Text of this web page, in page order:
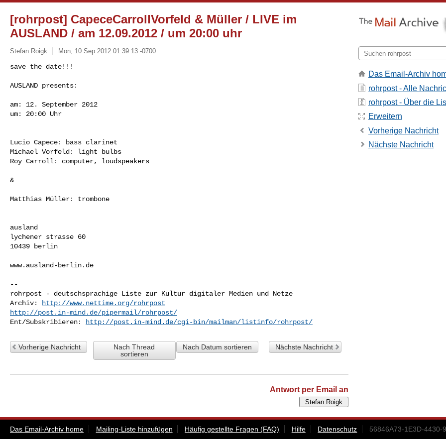
[rohrpost] CapeceCarrollVorfeld & Müller / LIVE im
AUSLAND / am 12.09.2012 / um 20:00 uhr
Stefan Roigk Mon, 10 Sep 2012 01:39:13 -0700
AUSLAND presents:
am: 12. September 2012
um: 20:00 Uhr
Lucio Capece: bass clarinet
Michael Vorfeld: light bulbs
Roy Carroll: computer, loudspeakers
&
Matthias Müller: trombone
ausland
lychener strasse 60
10439 berlin
www.ausland-berlin.de
--
rohrpost - deutschsprachige Liste zur Kultur digitaler Medien und Netze
Archiv:
http://www.nettime.org/rohrpost
http://post.in-mind.de/pipermail/rohrpost/
Ent/Subskribieren:
http://post.in-mind.de/cgi-bin/mailman/listinfo/rohrpost/
Vorherige Nachricht
Nach Thread
sortieren
Nach Datum sortieren Nächste Nachricht
Antwort per Email an
Das Email-Archiv
rohrpost - Alle
rohrpost - Über die
Erweitern
Vorherige Nachricht
Nächste Nachricht
Das Email-Archiv home Mailing-Liste hinzufügen Häufig gestellte Fragen (FAQ) Hilfe Datenschutz 56846A73-1E3D-4430-